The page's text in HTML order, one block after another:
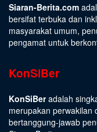
Siaran-Berita.com
bersifat terbuka dan
masyarakat umum,
pengamat untuk
KonSiBer
KonSiBeradalah
merupakan perwakilan
bertanggung-jawab